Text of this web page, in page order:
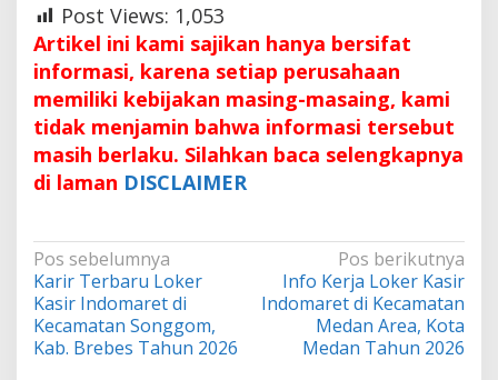
Post Views: 1,053
Artikel ini kami sajikan hanya bersifat
informasi, karena setiap perusahaan
memiliki kebijakan masing-masaing, kami
tidak menjamin bahwa informasi tersebut
masih berlaku. Silahkan baca selengkapnya
di laman DISCLAIMER
Navigasi
pos
Pos sebelumnya
Karir Terbaru Loker
Kasir Indomaret di
Kecamatan Songgom,
Kab. Brebes Tahun 2026
Pos berikutnya
Info Kerja Loker Kasir
Indomaret di Kecamatan
Medan Area, Kota
Medan Tahun 2026